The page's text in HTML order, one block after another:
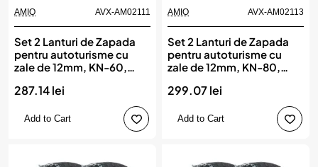
AMIO AVX-AM02111
Set 2 Lanturi de Zapada
pentru autoturisme cu
zale de 12mm, KN-60,
287.14 lei
Add to Cart
AMIO AVX-AM02113
Set 2 Lanturi de Zapada
pentru autoturisme cu
zale de 12mm, KN-80,
299.07 lei
Add to Cart